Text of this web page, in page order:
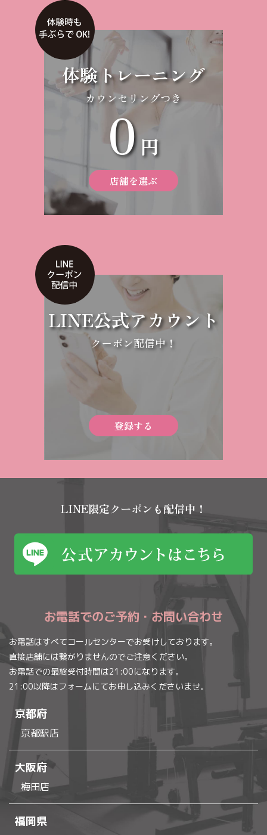
体験トレーニング
カウンセリングつき
0円
店舗を選ぶ
LINE公式アカウント
クーポン配信中！
登録する
LINE限定クーポンも配信中！
お電話でのご予約・お問い合わせ
お電話はすべてコールセンターでお受けしております。
直接店舗には繋がりませんのでご注意ください。
お電話での最終受付時間は21:00になります。
21:00以降はフォームにてお申し込みくださいませ。
京都府
京都駅店
大阪府
梅田店
福岡県